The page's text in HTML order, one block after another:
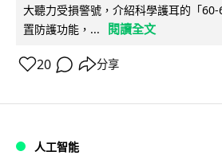
大聽力受損警號，介紹科學護耳的「
置防護功能，...
閱讀全文
20 分享
人工智能